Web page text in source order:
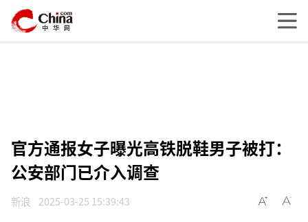
官方通报女子曝光高铁脱鞋男子被打：
公安部门已介入调查
新浪 2025-03-25 15:39:43